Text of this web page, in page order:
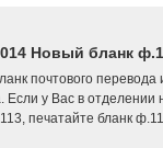
Новый бланк
почтового перевода
Если у Вас в отделении
печатайте бланк